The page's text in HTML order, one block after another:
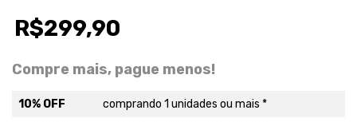
R$299,90
Compre mais, pague menos!
10% OFF
comprando 1 unidades ou mais *